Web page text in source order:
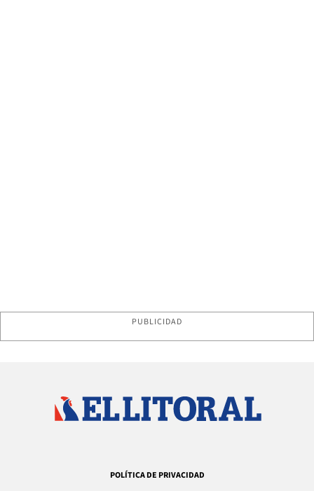
PUBLICIDAD
POLÍTICA DE PRIVACIDAD